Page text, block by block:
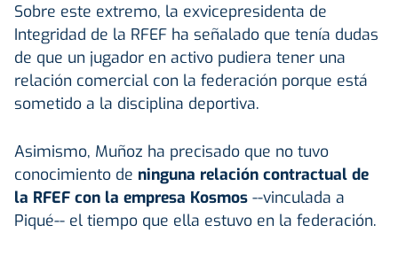
Sobre este extremo, la exvicepresidenta de
Integridad de la RFEF ha señalado que tenía dudas
de que un jugador en activo pudiera tener una
relación comercial con la federación porque está
sometido a la disciplina deportiva.
Asimismo, Muñoz ha precisado que no tuvo
conocimiento de ninguna relación contractual de
la RFEF con la empresa Kosmos --vinculada a
Piqué-- el tiempo que ella estuvo en la federación.